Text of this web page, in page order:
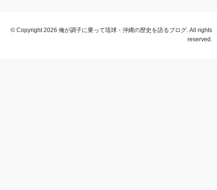
© Copyright 2026 俺が調子に乗って琉球・沖縄の歴史を語るブログ. All rights
reserved.